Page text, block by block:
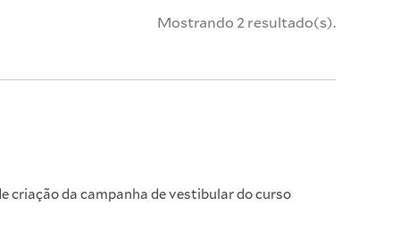
Mostrando 2 resultado(s).
criação da campanha de vestibular do curso